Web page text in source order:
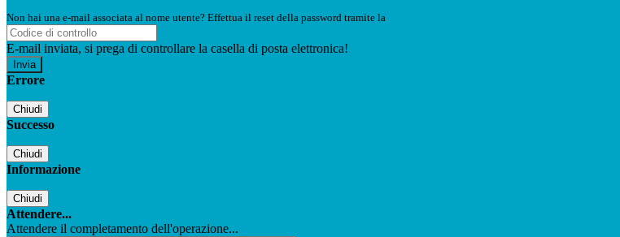
Non hai una e-mail associata al nome utente? Effettua il reset della password tramite la
E-mail inviata, si prega di controllare la casella di posta elettronica!
Errore
Chiudi
Successo
Chiudi
Informazione
Chiudi
Attendere...
Attendere il completamento dell'operazione...